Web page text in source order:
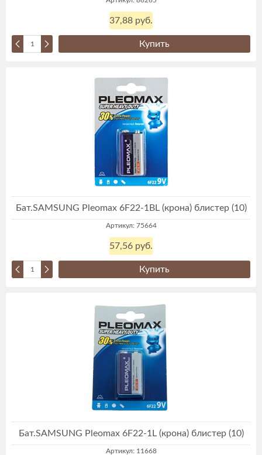
37,88 руб.
Купить
Бат.SAMSUNG Pleomax 6F22-1BL (крона) блистер (10)
Артикул: 75664
57,56 руб.
Купить
Бат.SAMSUNG Pleomax 6F22-1L (крона) блистер (10)
Артикул: 11668